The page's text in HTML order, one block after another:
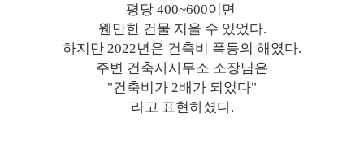
평당 400~600이면
웬만한 건물 지을 수 있었다.
하지만 2022년은 건축비 폭등의 해였다.
주변 건축사사무소 소장님은
"건축비가 2배가 되었다"
라고 표현하셨다.